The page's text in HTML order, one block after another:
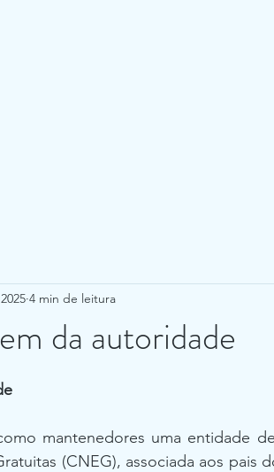
da autoridade
4 min de leitura
mantenedores uma entidade
(CNEG), associada aos pais